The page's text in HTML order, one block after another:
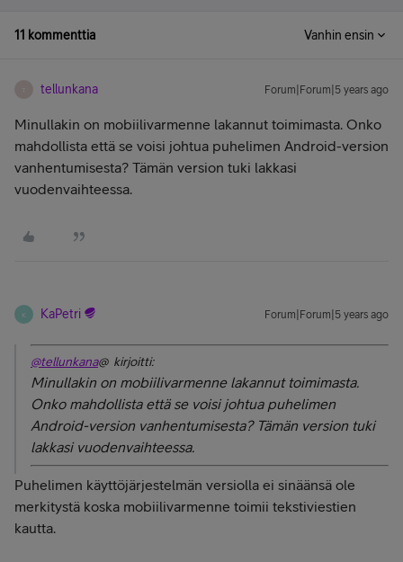
11 kommenttia Vanhin ensin
tellunkana Forum|Forum|5 years ago
Minullakin on mobiilivarmenne lakannut toimimasta. Onko
mahdollista että se voisi johtua puhelimen Android-version
vanhentumisesta? Tämän version tuki lakkasi
vuodenvaihteessa.
K KaPetri Forum|Forum|5 years ago
@tellunkana@ kirjoitti:
Minullakin on mobiilivarmenne lakannut toimimasta.
Onko mahdollista että se voisi johtua puhelimen
Android-version vanhentumisesta? Tämän version tuki
lakkasi vuodenvaihteessa.
Puhelimen käyttöjärjestelmän versiolla ei sinäänsä ole
merkitystä koska mobiilivarmenne toimii tekstiviestien
kautta.